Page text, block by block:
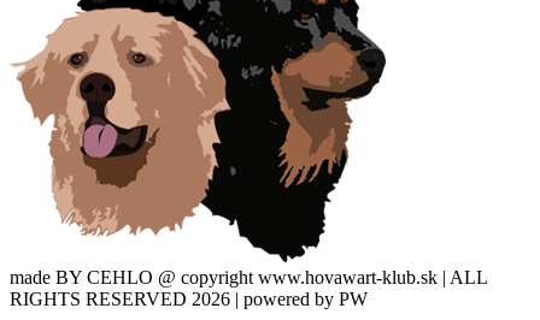
made BY CEHLO @ copyright www.hovawart-klub.sk | ALL
RIGHTS RESERVED 2026 | powered by PW